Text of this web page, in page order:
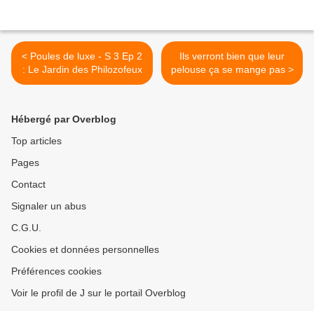
< Poules de luxe - S 3 Ep 2
: Le Jardin des Philozofeux
Ils verront bien que leur
pelouse ça se mange pas >
Hébergé par Overblog
Top articles
Pages
Contact
Signaler un abus
C.G.U.
Cookies et données personnelles
Préférences cookies
Voir le profil de J sur le portail Overblog